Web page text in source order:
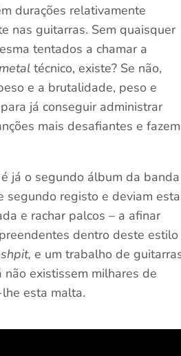
durações relativamente
nas guitarras. Sem quaisquer
tentados a chamar a
técnico, existe? Se não,
e a brutalidade, peso e
já conseguir administrar
mais desafiantes e
é já o segundo álbum da banda
segundo registo e deviam
e rachar palcos – a afinar
dentro deste estilo
e um trabalho de
existissem milhares de
esta malta.